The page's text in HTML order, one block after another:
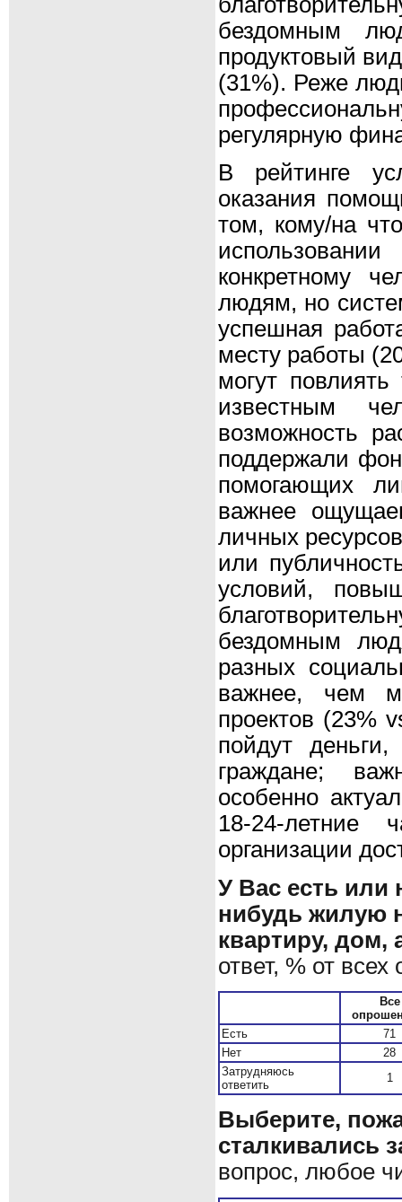
бездомным
продуктовый
(31%). Реже
регулярную
В рейтинге
оказания
том, кому/на
конкретному
людям, но
успешная
месту работы
могут
известным
возможность
поддержали
помогающих
важнее
личных
или
условий,
бездомным
разных
важнее, чем
проектов (23%
пойдут
граждане;
особенно
18-24-
организации
У Вас есть или
нибудь жилую
квартиру, дом,
ответ, % от
Все
Есть
71
Нет
28
Затрудняюсь
ответить
1
Выберите,
сталкивались
вопрос, любое